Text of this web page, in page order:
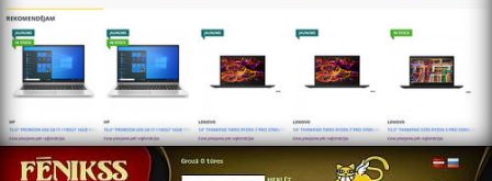
https://www.fenikss.com/